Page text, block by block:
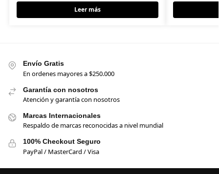
Leer más
Envío Gratis
En ordenes mayores a $250.000
Garantía con nosotros
Atención y garantía con nosotros
Marcas Internacionales
Respaldo de marcas reconocidas a nivel mundial
100% Checkout Seguro
PayPal / MasterCard / Visa